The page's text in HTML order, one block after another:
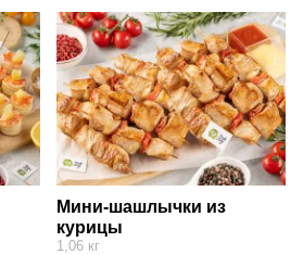
Мини-шашлычки из
курицы
1,06 кг